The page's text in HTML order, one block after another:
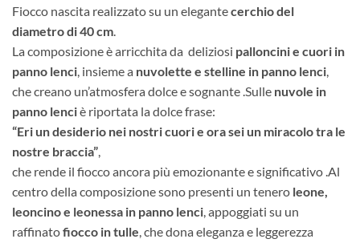
Fiocco nascita realizzato su un elegantecerchio del
diametro di 40 cm.
La composizione è arricchita da deliziosi palloncini e cuori in
panno lenci, insieme a nuvolette e stelline in panno lenci,
che creano un’atmosfera dolce e sognante .Sulle nuvole in
panno lenciè riportata la dolce frase:
“Eri un desiderio nei nostri cuori e ora sei un miracolo tra le
nostre braccia”,
che rende il fiocco ancora più emozionante e significativo .Al
centro della composizione sono presenti un tenero leone,
leoncino e leonessa in panno lenci, appoggiati su un
raffinatofiocco in tulle, che dona eleganza e leggerezza